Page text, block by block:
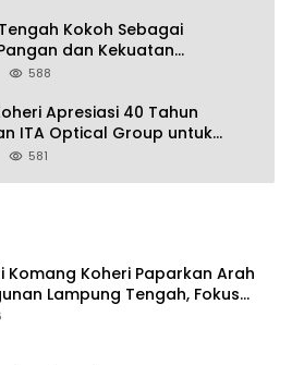
Kokoh Sebagai
dan Kekuatan
Lampung, Komang Koheri:
Emas 2045
588
Apresiasi 40 Tahun
ITA Optical Group untuk
Mata Masyarakat Lamteng
581
Komang Koheri Paparkan Arah
Lampung Tengah, Fokus
Ekonomi, Infrastruktur dan